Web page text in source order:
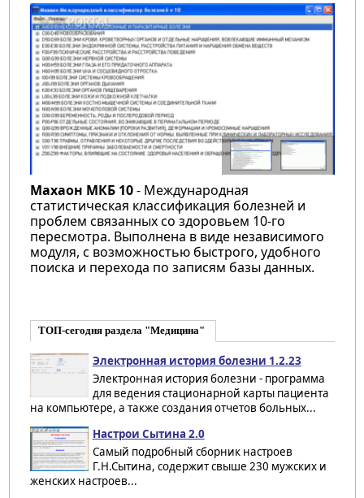
Махаон МКБ 10- Международная
статистическая классификация болезней и
проблем связанных со здоровьем 10-го
пересмотра. Выполнена в виде независимого
модуля, с возможностью быстрого, удобного
поиска и перехода по записям базы данных.
ТОП-сегодня раздела "Медицина"
Электронная история болезни 1.2.23
Электронная история болезни - программа
для ведения стационарной карты пациента
на компьютере, а также создания отчетов больных...
Настрои Сытина 2.0
Самый подробный сборник настроев
Г.Н.Сытина, содержит свыше 230 мужских и
женских настроев...